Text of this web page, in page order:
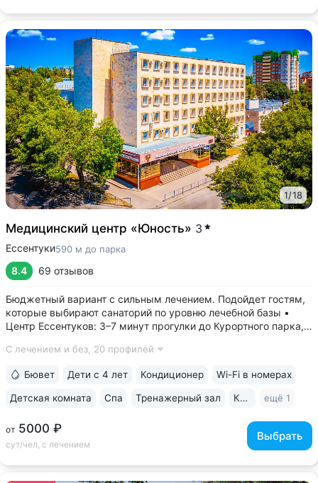
1/18
Медицинский центр «Юность» 3
Ессентуки590 м до парка
8.4 69 отзывов
Бюджетный вариант с сильным лечением. Подойдет гостям,
которые выбирают санаторий по уровню лечебной базы •
Центр Ессентуков: 3–7 минут прогулки до Курортного парка,
вокзала • Более 60 лет экспертизы в реабилитации
С лечением и без, 20 профилей
от 5000 ₽
сут/чел, с лечением
Выбрать
Бювет Дети с 4 лет Кондиционер Wi-Fi в номерах
Детская комната Спа Тренажерный зал Караоке ещё 1